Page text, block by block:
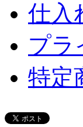
仕入
プラ
特定